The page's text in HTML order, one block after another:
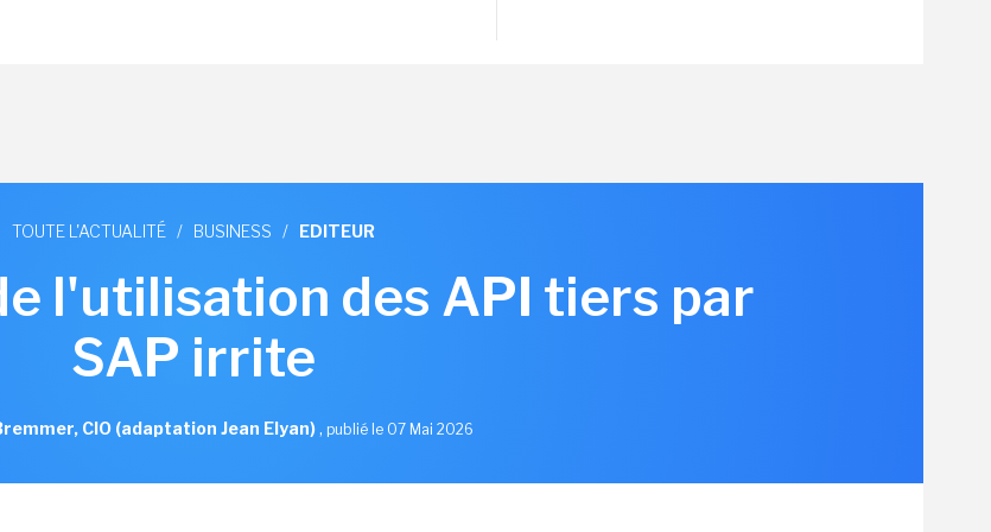
TOUTE L'ACTUALITÉ / BUSINESS / EDITEUR
l'utilisation des API tiers par
SAP irrite
CIO (adaptation Jean Elyan), publié le 07 Mai 2026